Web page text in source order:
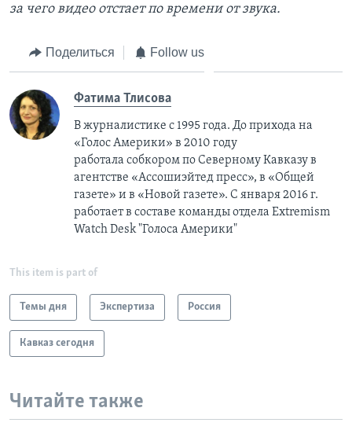
за чего видео отстает по времени от звука.
Поделиться Follow us
Фатима Тлисовa
В журналистике с 1995 года. До прихода на
«Голос Америки» в 2010 году
работала собкором по Северному Кавказу в
агентстве «Ассошиэйтед пресс», в «Общей
газете» и в «Новой газете». С января 2016 г.
работает в составе команды отдела Extremism
Watch Desk "Голоса Америки"
This item is part of
Темы дня Экспертиза Россия
Кавказ сегодня
Читайте также